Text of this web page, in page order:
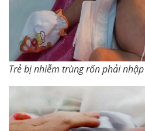
Trẻ bị nhiễm trùng rốn phải